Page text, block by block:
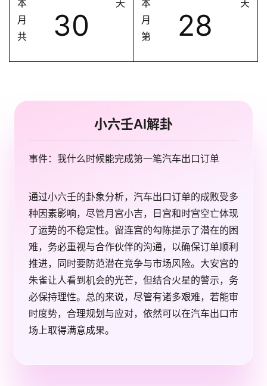
本
月
共
30
天
本
月
第
28
天
小六壬AI解卦
事件：我什么时候能完成第一笔汽车出口订单
通过小六壬的卦象分析，汽车出口订单的成败受多
种因素影响，尽管月宫小吉，日宫和时宫空亡体现
了运势的不稳定性。留连宫的勾陈提示了潜在的困
难，务必重视与合作伙伴的沟通，以确保订单顺利
推进，同时要防范潜在竞争与市场风险。大安宫的
朱雀让人看到机会的光芒，但结合火星的警示，务
必保持理性。总的来说，尽管有诸多艰难，若能审
时度势，合理规划与应对，依然可以在汽车出口市
场上取得满意成果。